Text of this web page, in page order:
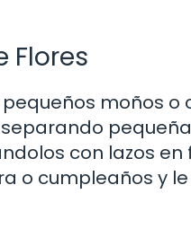
Flores
moños
con lazos
o cumpleaños y